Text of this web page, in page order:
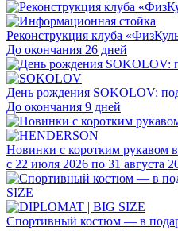
Реконструкция клуба
До окончания 26 дней
День рождения SOKOLOV:
До окончания 9 дней
Новинки с коротким рукавом
с 22 июля 2026 по 31 августа
Спортивный костюм — в